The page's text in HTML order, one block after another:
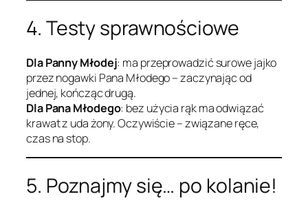
4. Testy sprawnościowe
Dla Panny Młodej: ma przeprowadzić surowe jajko
przez nogawki Pana Młodego – zaczynając od
jednej, kończąc drugą.
Dla Pana Młodego: bez użycia rąk ma odwiązać
krawat z uda żony. Oczywiście – związane ręce,
czas na stop.
5. Poznajmy się… po kolanie!